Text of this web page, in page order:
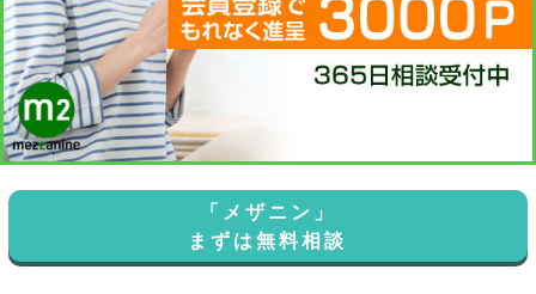
「メザニン」
まずは無料相談